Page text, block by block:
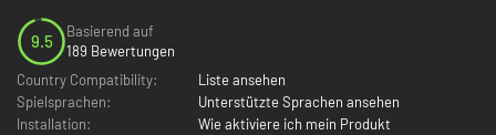
9.5
Basierend auf
189 Bewertungen
Country Compatibility:
Liste ansehen
Spielsprachen:
Unterstützte Sprachen ansehen
Installation:
Wie aktiviere ich mein Produkt